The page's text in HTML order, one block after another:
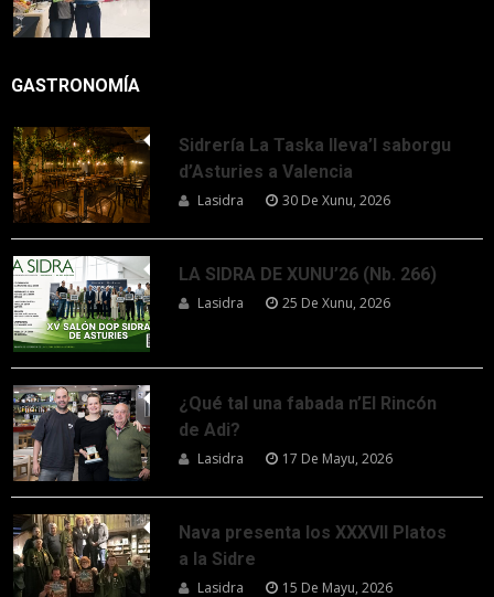
GASTRONOMÍA
Sidrería La Taska lleva’l saborgu
d’Asturies a Valencia
Lasidra 30 De Xunu, 2026
LA SIDRA DE XUNU’26 (Nb. 266)
Lasidra 25 De Xunu, 2026
¿Qué tal una fabada n’El Rincón
de Adi?
Lasidra 17 De Mayu, 2026
Nava presenta los XXXVII Platos
a la Sidre
Lasidra 15 De Mayu, 2026